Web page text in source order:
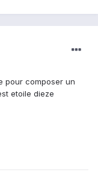
pour composer un
etoile dieze